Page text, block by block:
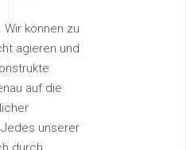
können zu
agieren und
auf die
unserer